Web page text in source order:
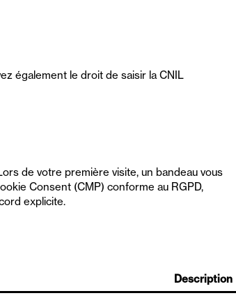
également le droit de saisir la CNIL
de votre première visite, un bandeau vous
Consent (CMP) conforme au RGPD,
explicite.
Description